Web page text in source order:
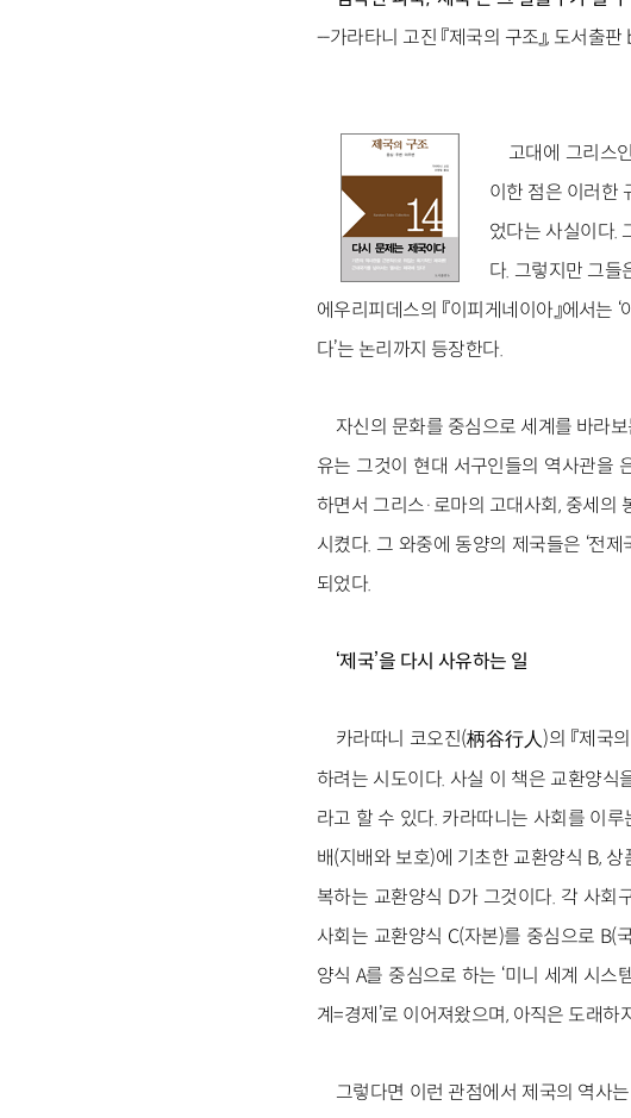
--가라타니 고진 『제국의 구조』, 도서출
고대에 그리스
이한 점은 이러한
었다는 사실이다.
다. 그렇지만 그들
에우리피데스의 『이피게네이아』에서
다’는 논리까지 등장한다.
자신의 문화를 중심으로 세계를 바라
유는 그것이 현대 서구인들의 역사관을
하면서 그리스·로마의 고대사회, 중세의
시켰다. 그 와중에 동양의 제국들은 ‘전
되었다.
‘제국’을 다시 사유하는 일
카라따니 코오진(柄谷行人)의 『제국의
하려는 시도이다. 사실 이 책은 교환양식
라고 할 수 있다. 카라따니는 사회를 이
배(지배와 보호)에 기초한 교환양식 B,
복하는 교환양식 D가 그것이다. 각 사회
사회는 교환양식 C(자본)를 중심으로 B(
양식 A를 중심으로 하는 ‘미니 세계 시스
계=경제’로 이어져왔으며, 아직은 도래
그렇다면 이런 관점에서 제국의 역사